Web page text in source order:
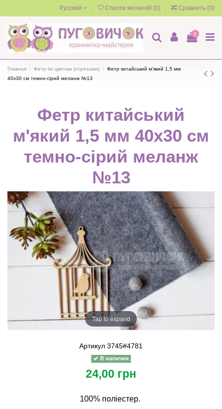
Русский Список желаний (0) Сравнить (0)
0
Главная Фетр по цветам (отрезами)
Фетр китайський м'який 1,5 мм
40х30 см темно-сірий меланж №13
Фетр китайський
м'який 1,5 мм 40х30 см
темно-сірий меланж
№13
Tap to expand
Артикул 3745#4781
В наличии
24,00 грн
100% поліестер.